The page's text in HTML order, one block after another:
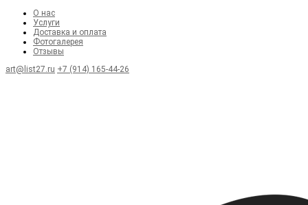
О нас
Услуги
Доставка и оплата
Фотогалерея
Отзывы
art@list27.ru +7 (914) 165-44-26